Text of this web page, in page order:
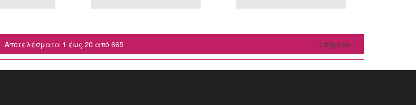
Αποτελέσματα 1 έως 20 από 665 επόμενο >